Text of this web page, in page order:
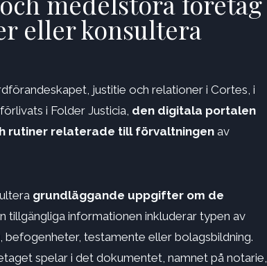
eller konsultera
justitie och relationer i Cortes, i
i Folder Justicia, den digitala portalen
rutiner relaterade till förvaltningen av
grundläggande uppgifter om de
tillgängliga informationen inkluderar typen av
testamente eller bolagsbildning.
spelar i det dokumentet, namnet på notarie,